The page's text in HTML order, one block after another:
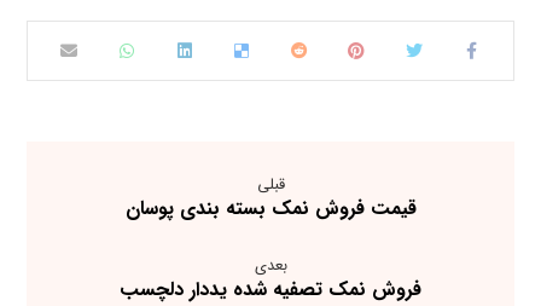
قبلی
قیمت فروش نمک بسته بندی پوسان
بعدی
فروش نمک تصفیه شده یددار دلچسب